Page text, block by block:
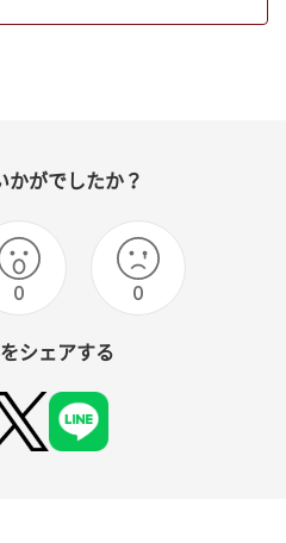
かがでしたか？
0 0
シェアする